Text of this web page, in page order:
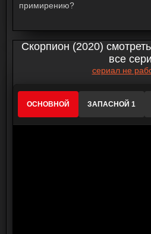
примирению?
Скорпион (2020)
все
сериал не
ОСНОВНОЙ ЗАПАСНОЙ 1